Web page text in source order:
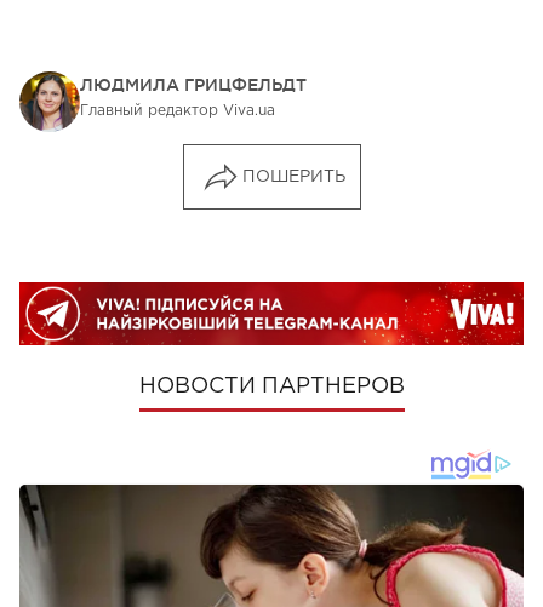
ЛЮДМИЛА ГРИЦФЕЛЬДТ
Главный редактор Viva.ua
ПОШЕРИТЬ
НОВОСТИ ПАРТНЕРОВ